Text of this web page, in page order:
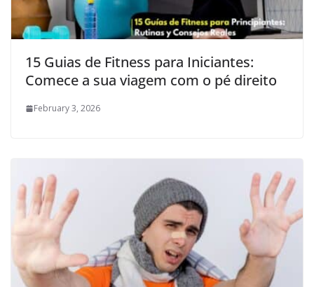
15 Guias de Fitness para Iniciantes:
Comece a sua viagem com o pé direito
February 3, 2026